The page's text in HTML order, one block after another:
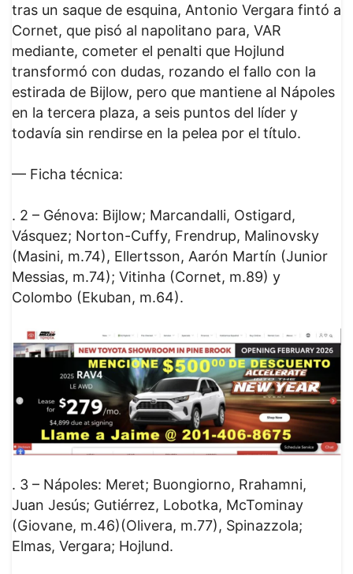
tras un saque de esquina, Antonio Vergara fintó a
Cornet, que pisó al napolitano para, VAR
mediante, cometer el penalti que Hojlund
transformó con dudas, rozando el fallo con la
estirada de Bijlow, pero que mantiene al Nápoles
en la tercera plaza, a seis puntos del líder y
todavía sin rendirse en la pelea por el título.
— Ficha técnica:
. 2 – Génova: Bijlow; Marcandalli, Ostigard,
Vásquez; Norton-Cuffy, Frendrup, Malinovsky
(Masini, m.74), Ellertsson, Aarón Martín (Junior
Messias, m.74); Vitinha (Cornet, m.89) y
Colombo (Ekuban, m.64).
. 3 – Nápoles: Meret; Buongiorno, Rrahamni,
Juan Jesús; Gutiérrez, Lobotka, McTominay
(Giovane, m.46)(Olivera, m.77), Spinazzola;
Elmas, Vergara; Hojlund.